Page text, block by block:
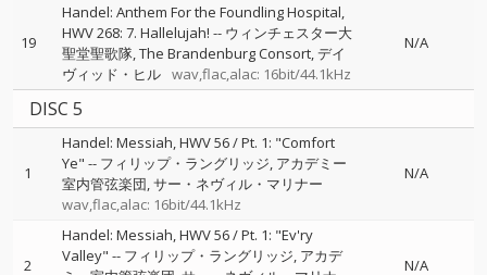
19
Handel: Anthem For the Foundling Hospital,
HWV 268: 7. Hallelujah! -- ウィンチェスター大
聖堂聖歌隊 The Brandenburg Consort デイ
ヴィッド・ヒル wav,flac,alac: 16bit/44.1kHz
N/A
DISC 5
1
Handel: Messiah, HWV 56 / Pt. 1: "Comfort
Ye" -- フィリップ・ラングリッジ アカデミー
室内管弦楽団 サー・ネヴィル・マリナー
wav,flac,alac: 16bit/44.1kHz
N/A
2
Handel: Messiah, HWV 56 / Pt. 1: "Ev'ry
Valley" -- フィリップ・ラングリッジ アカデ
N/A